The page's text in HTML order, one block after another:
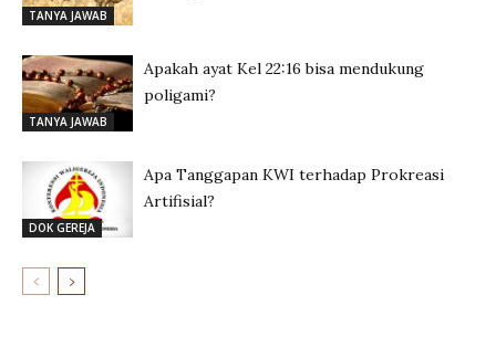
TANYA JAWAB
TANYA JAWAB
Apakah ayat Kel 22:16 bisa mendukung
poligami?
DOK GEREJA
Apa Tanggapan KWI terhadap Prokreasi
Artifisial?